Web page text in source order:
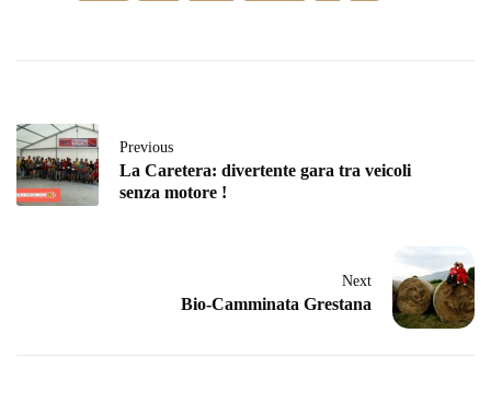
Previous
La Caretera: divertente gara tra veicoli
senza motore !
Next
Bio-Camminata Grestana